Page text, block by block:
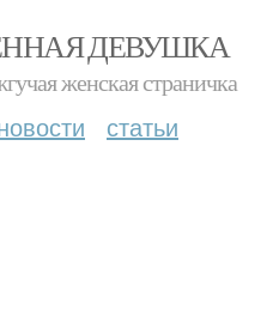
ДЕВУШКА
женская страничка
статьи